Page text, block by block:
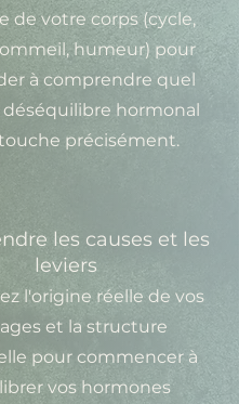
de votre corps (cycle,
humeur) pour
à comprendre quel
hormonal
précisément.
les causes et les
leviers
l'origine réelle de vos
et la structure
pour commencer à
vos hormones